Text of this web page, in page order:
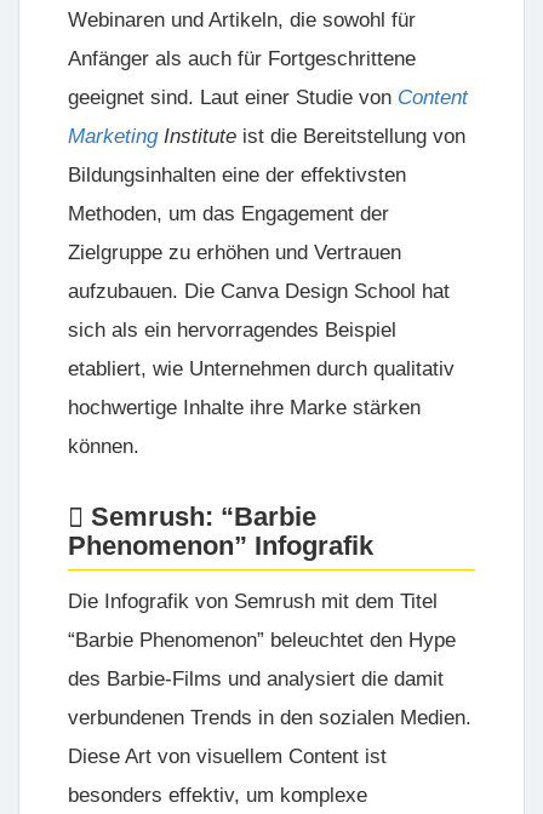
Webinaren und Artikeln, die sowohl für
Anfänger als auch für Fortgeschrittene
geeignet sind. Laut einer Studie von Content
MarketingInstitute ist die Bereitstellung von
Bildungsinhalten eine der effektivsten
Methoden, um das Engagement der
Zielgruppe zu erhöhen und Vertrauen
aufzubauen. Die Canva Design School hat
sich als ein hervorragendes Beispiel
etabliert, wie Unternehmen durch qualitativ
hochwertige Inhalte ihre Marke stärken
können.
Semrush: “Barbie
Phenomenon” Infografik
Die Infografik von Semrush mit dem Titel
“Barbie Phenomenon” beleuchtet den Hype
des Barbie-Films und analysiert die damit
verbundenen Trends in den sozialen Medien.
Diese Art von visuellem Content ist
besonders effektiv, um komplexe